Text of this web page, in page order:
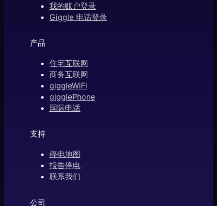
我的账户登录
Giggle 电话登录
产品
住宅互联网
商务互联网
giggleWiFi
gigglePhone
国际电话
支持
停电地图
报告停电
联系我们
公司